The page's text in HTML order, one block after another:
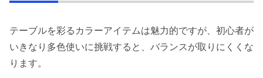
テーブルを彩るカラーアイテムは魅力的ですが、初心者が
いきなり多色使いに挑戦すると、バランスが取りにくくな
ります。